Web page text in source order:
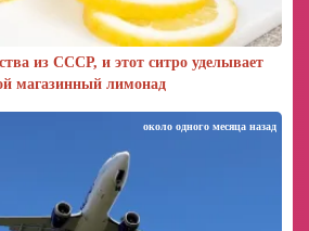
из СССР, и этот ситро уделывает
магазинный лимонад
около одного месяца назад